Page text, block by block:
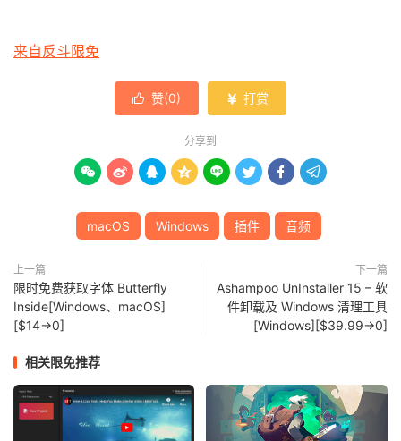
来自反斗限免
 赞(0)  打赏
分享到
       
macOS Windows 插件 音频
上一篇
限时免费获取字体 Butterfly
Inside[Windows、macOS]
[$14→0]
下一篇
Ashampoo UnInstaller 15 – 软
件卸载及 Windows 清理工具
[Windows][$39.99→0]
相关限免推荐